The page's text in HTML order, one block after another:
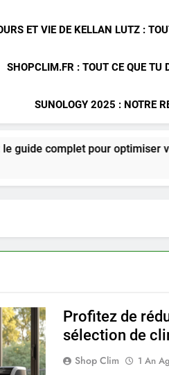
ET VIE DE KELLAN LUTZ :
SHOPCLIM.FR : TOUT CE QUE TU
SUNOLOGY 2025 : NOTRE
pour optimiser votre confort
Profitez de
sélection de
Shop Clim 1 An